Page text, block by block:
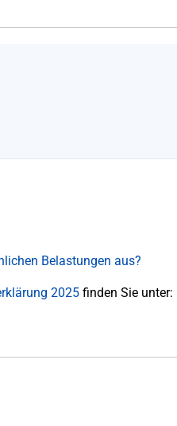
Belastungen aus?
2025finden Sie unter: